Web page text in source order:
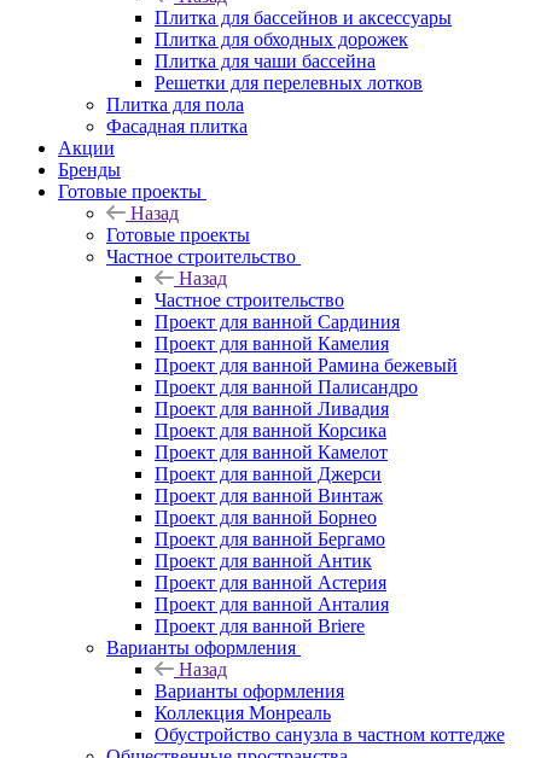
Плитка для бассейнов и аксессуары
Плитка для обходных дорожек
Плитка для чаши бассейна
Решетки для перелевных лотков
Плитка для пола
Фасадная плитка
Акции
Бренды
Готовые проекты
Назад
Готовые проекты
Частное строительство
Назад
Частное строительство
Проект для ванной Сардиния
Проект для ванной Камелия
Проект для ванной Рамина бежевый
Проект для ванной Палисандро
Проект для ванной Ливадия
Проект для ванной Корсика
Проект для ванной Камелот
Проект для ванной Джерси
Проект для ванной Винтаж
Проект для ванной Борнео
Проект для ванной Бергамо
Проект для ванной Антик
Проект для ванной Астерия
Проект для ванной Анталия
Проект для ванной Briere
Варианты оформления
Назад
Варианты оформления
Коллекция Монреаль
Обустройство санузла в частном коттедже